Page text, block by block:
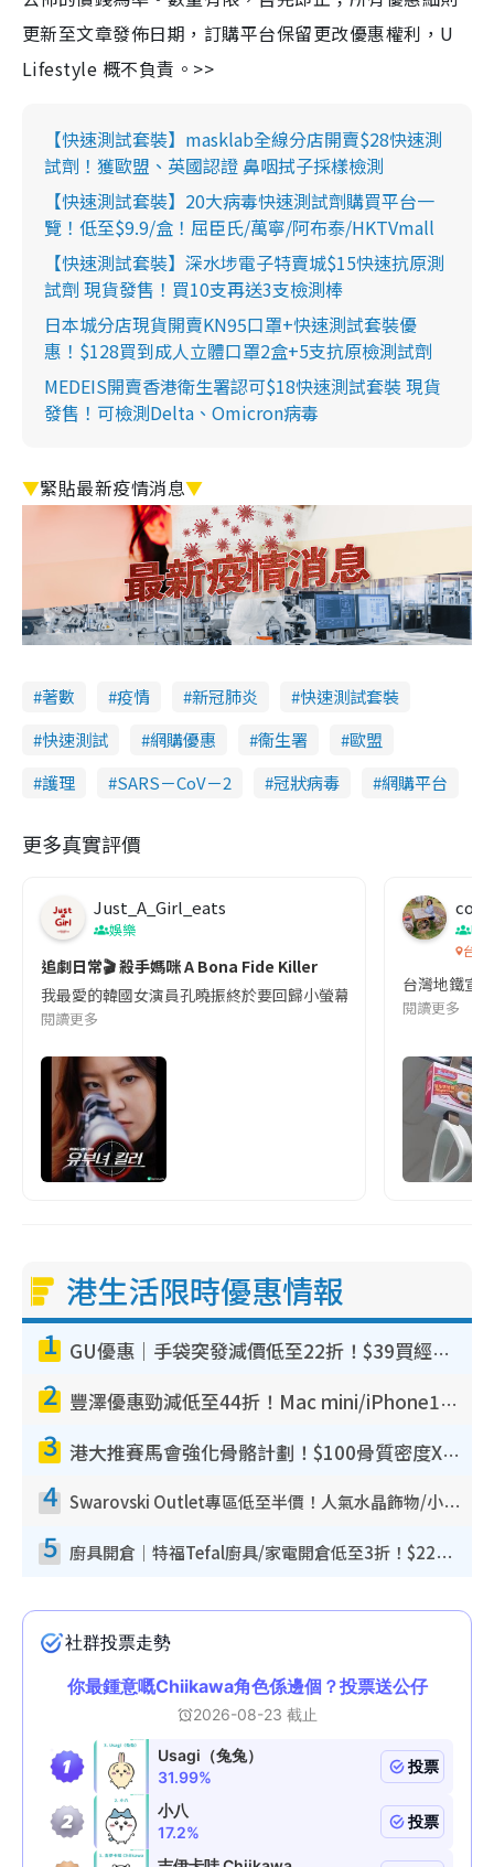
更新至文章發佈日期，訂購平台保留更改優惠權利，U
Lifestyle 概不負責。>>
【快速測試套裝】masklab全線分店開賣$28快速測
試劑！獲歐盟、英國認證 鼻咽拭子採樣檢測
【快速測試套裝】20大病毒快速測試劑購買平台一
覽！低至$9.9/盒！屈臣氏/萬寧/阿布泰/HKTVmall
【快速測試套裝】深水埗電子特賣城$15快速抗原測
試劑 現貨發售！買10支再送3支檢測棒
日本城分店現貨開賣KN95口罩+快速測試套裝優
惠！$128買到成人立體口罩2盒+5支抗原檢測試劑
MEDEIS開賣香港衛生署認可$18快速測試套裝 現貨
發售！可檢測Delta、Omicron病毒
▼緊貼最新疫情消息▼
著數 疫情 新冠肺炎
快速測試套裝
快速測試
網購優惠 衞生署
歐盟
護理
SARS－CoV－2 冠狀病毒 網購平台
更多真實評價
Just_A_Girl_eats
娛樂
追劇日常🎬 殺手媽咪 A Bona Fide Killer
我最愛的韓國女演員孔曉振終於要回歸小螢幕啦!這次的劇本改編
閱讀更多
co
吹
台灣
台灣地鐵宣
閱讀更多
港生活限時優惠情報
1 GU優惠｜手袋突發減價低至22折！$39買經典波士頓包/餃子袋！飾物同步減價$29起！
2 豐澤優惠勁減低至44折！Mac mini/iPhone17Pro大減價！廚房家電$220起
3 港大推賽馬會強化骨骼計劃！$100骨質密度X光檢查 完成免費運動訓練送超市禮券！附參加資格
4 Swarovski Outlet專區低至半價！人氣水晶飾物/小擺設$138起！迪士尼款/水晶高跟鞋都有平
5 廚具開倉｜特福Tefal廚具/家電開倉低至3折！$220起買平底鍋/炒鑊/湯煲！電飯煲/吸塵機/燙斗$418起